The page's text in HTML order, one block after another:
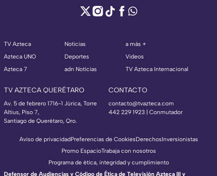
TV Azteca
Azteca UNO
Azteca 7
Noticias
Deportes
adn Noticias
a más +
Videos
TV Azteca Internacional
TV AZTECA QUERÉTARO
Av. 5 de febrero 1716-1 Júrica, Torre
Altius, Piso 7,
Santiago de Querétaro, Qro.
CONTACTO
contacto@tvazteca.com
442 229 1923 | Conmutador
Aviso de privacidadPreferencias de CookiesDerechosInversionistas
Promo EspacioTrabaja con nosotros
Programa de ética, integridad y cumplimiento
Defensor de Audiencias y Código de Ética de Televisión Azteca III y